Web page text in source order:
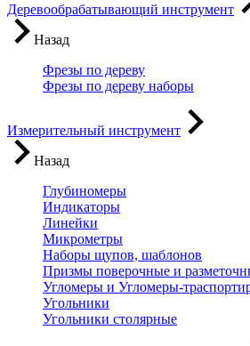
Деревообрабатывающий инструмент
Назад
Фрезы по дереву
Фрезы по дереву наборы
Измерительный инструмент
Назад
Глубиномеры
Индикаторы
Линейки
Микрометры
Наборы щупов, шаблонов
Призмы поверочные и
Угломеры и Угломеры-
Угольники
Угольники столярные